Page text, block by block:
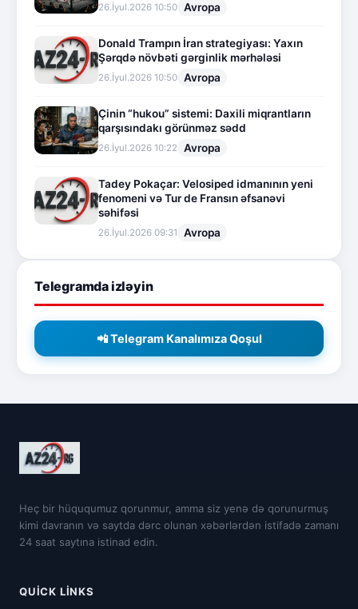
26.İyul.2026 10:50 Avropa
Donald Trampın İran strategiyası: Yaxın
Şərqdə növbəti gərginlik mərhələsi
26.İyul.2026 10:50 Avropa
Çinin “hukou” sistemi: Daxili miqrantların
qarşısındakı görünməz sədd
26.İyul.2026 10:22 Avropa
Tadey Pokaçar: Velosiped idmanının yeni
fenomeni və Tur de Fransın əfsanəvi
səhifəsi
26.İyul.2026 09:31 Avropa
Telegramda izləyin
📲 Telegram Kanalımıza Qoşul
Heç bir hüququmuz qorunmur, amma siz yenə də qorunurmuş
kimi davranın və saytda dərc olunan xəbərlərdən istifadə zamanı
24 saat saytına istinad edin.
QUICK LINKS